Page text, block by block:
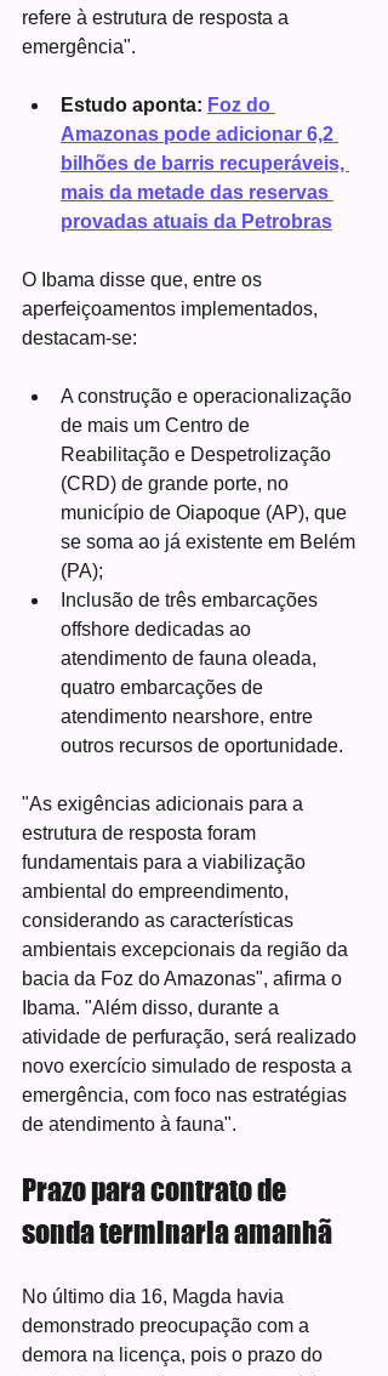
refere à estrutura de resposta a
emergência".
Estudo aponta: Foz do
Amazonas pode adicionar 6,2
bilhões de barris recuperáveis,
mais da metade das reservas
provadas atuais da Petrobras
O Ibama disse que, entre os
aperfeiçoamentos implementados,
destacam-se:
A construção e operacionalização
de mais um Centro de
Reabilitação e Despetrolização
(CRD) de grande porte, no
município de Oiapoque (AP), que
se soma ao já existente em Belém
(PA);
Inclusão de três embarcações
offshore dedicadas ao
atendimento de fauna oleada,
quatro embarcações de
atendimento nearshore, entre
outros recursos de oportunidade.
"As exigências adicionais para a
estrutura de resposta foram
fundamentais para a viabilização
ambiental do empreendimento,
considerando as características
ambientais excepcionais da região da
bacia da Foz do Amazonas", afirma o
Ibama. "Além disso, durante a
atividade de perfuração, será realizado
novo exercício simulado de resposta a
emergência, com foco nas estratégias
de atendimento à fauna".
Prazo para contrato de
sonda terminaria amanhã
No último dia 16, Magda havia
demonstrado preocupação com a
demora na licença, pois o prazo do